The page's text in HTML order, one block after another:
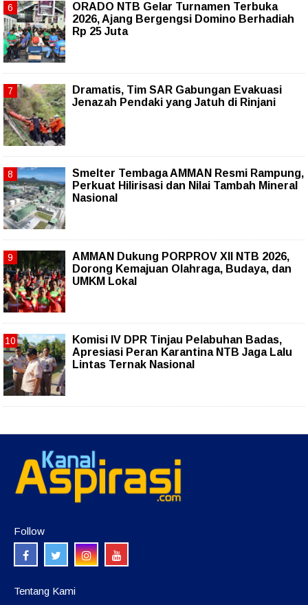
ORADO NTB Gelar Turnamen Terbuka
2026, Ajang Bergengsi Domino Berhadiah
Rp 25 Juta
Dramatis, Tim SAR Gabungan Evakuasi
Jenazah Pendaki yang Jatuh di Rinjani
Smelter Tembaga AMMAN Resmi Rampung,
Perkuat Hilirisasi dan Nilai Tambah Mineral
Nasional
AMMAN Dukung PORPROV XII NTB 2026,
Dorong Kemajuan Olahraga, Budaya, dan
UMKM Lokal
Komisi IV DPR Tinjau Pelabuhan Badas,
Apresiasi Peran Karantina NTB Jaga Lalu
Lintas Ternak Nasional
Follow
Tentang Kami